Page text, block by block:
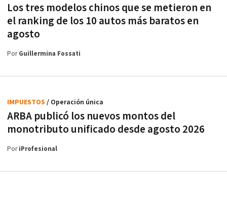
Los tres modelos chinos que se metieron en
el ranking de los 10 autos más baratos en
agosto
PorGuillermina Fossati
ARBA publicó los nuevos montos del
monotributo unificado desde agosto 2026
IMPUESTOS / Operación única
PoriProfesional